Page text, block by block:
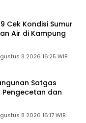
Cek Kondisi Sumur
Air di Kampung
8 2026 16:25 WIB
Satgas
Pengecetan dan
8 2026 16:17 WIB